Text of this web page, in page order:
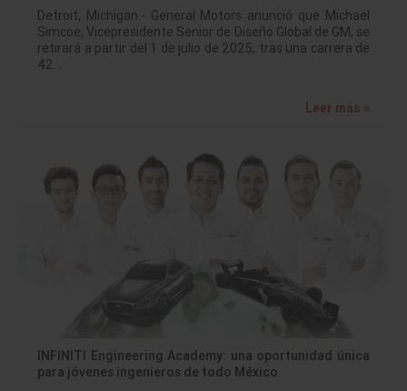
Detroit, Michigan.- General Motors anunció que Michael
Simcoe, Vicepresidente Senior de Diseño Global de GM, se
retirará a partir del 1 de julio de 2025, tras una carrera de
42…
Leer más »
INFINITI Engineering Academy: una oportunidad única
para jóvenes ingenieros de todo México